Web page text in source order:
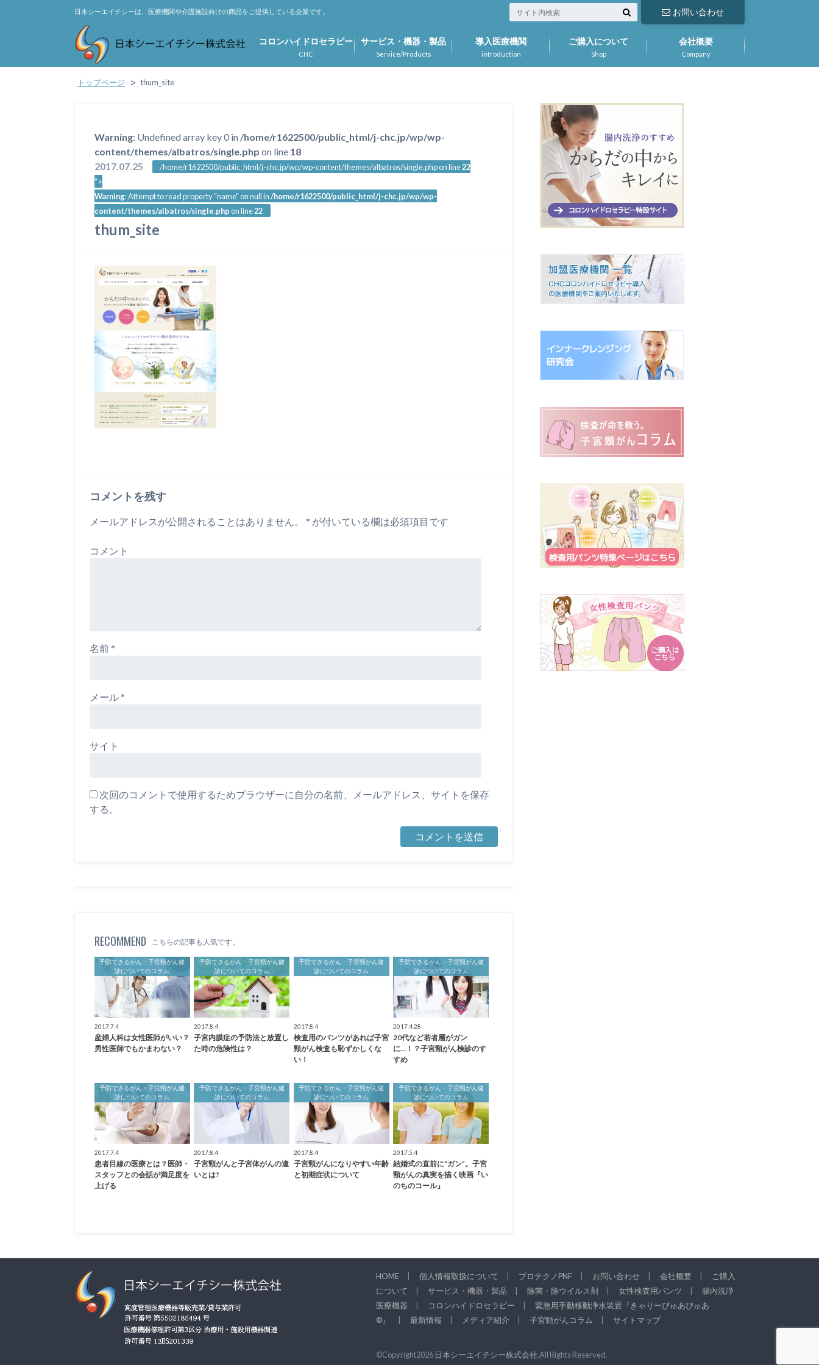
日本シーエイチシーは、医療機関や介護施設向けの商品をご提供している企業です。 お問い合わせ
CHC
コロンハイドロセラピー
Service/Products
サービス・機器・製品
introduction
導入医療機関
Shop
ご購入について
Company
会社概要
トップページ thum_site
Warning: Undefined array key 0 in /home/r1622500/public_html/j-chc.jp/wp/wp-
content/themes/albatros/single.php on line 18
2017.07.25
/home/r1622500/public_html/j-chc.jp/wp/wp-content/themes/albatros/single.php on line22
">
Warning: Attempt to read property "name" on null in /home/r1622500/public_html/j-chc.jp/wp/wp-
content/themes/albatros/single.phpon line22
thum_site
コメントを残す
メールアドレスが公開されることはありません。 * が付いている欄は必須項目です
コメント
名前*
メール*
サイト
次回のコメントで使用するためブラウザーに自分の名前、メールアドレス、サイトを保存
する。
RECOMMEND こちらの記事も人気です。
予防できるがん・子宮頸がん健
診についてのコラム
2017.7.4
産婦人科は女性医師がいい？
男性医師でもかまわない？
予防できるがん・子宮頸がん健
診についてのコラム
2017.8.4
子宮内膜症の予防法と放置し
た時の危険性は？
予防できるがん・子宮頸がん健
診についてのコラム
2017.8.4
検査用のパンツがあれば子宮
頸がん検査も恥ずかしくな
い！
予防できるがん・子宮頸がん健
診についてのコラム
2017.4.28
20代など若者層がガン
に…！？子宮頸がん検診のす
すめ
予防できるがん・子宮頸がん健
診についてのコラム
2017.7.4
患者目線の医療とは？医師・
スタッフとの会話が満足度を
上げる
予防できるがん・子宮頸がん健
診についてのコラム
2017.8.4
子宮頸がんと子宮体がんの違
いとは?
予防できるがん・子宮頸がん健
診についてのコラム
2017.8.4
子宮頸がんになりやすい年齢
と初期症状について
予防できるがん・子宮頸がん健
診についてのコラム
2017.5.4
結婚式の直前に“ガン”。子宮
頸がんの真実を描く映画『い
のちのコール』
HOME 個人情報取扱について プロテクノPNF お問い合わせ 会社概要
ご購入
について
サービス・機器・製品 除菌・除ウイルス剤 女性検査用パンツ
腸内洗浄
医療機器
コロンハイドロセラピー
緊急用手動移動浄水装置『きゃりーぴゅあぴゅあ
®』
最新情報 メディア紹介 子宮頸がんコラム サイトマップ
©Copyright2026 日本シーエイチシー株式会社.All Rights Reserved.